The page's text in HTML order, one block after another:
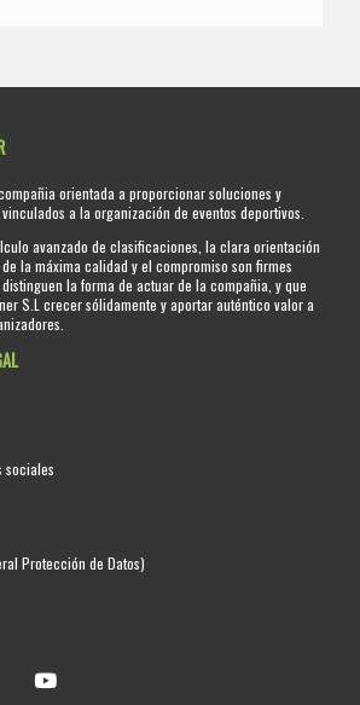
orientada a proporcionar soluciones y
a la organización de eventos deportivos.
avanzado de clasificaciones, la clara orientación
la máxima calidad y el compromiso son firmes
la forma de actuar de la compañia, y que
S.L crecer sólidamente y aportar auténtico valor a
sociales
Protección de Datos)